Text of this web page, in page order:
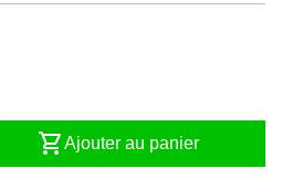
shopping_cartAjouter au panier